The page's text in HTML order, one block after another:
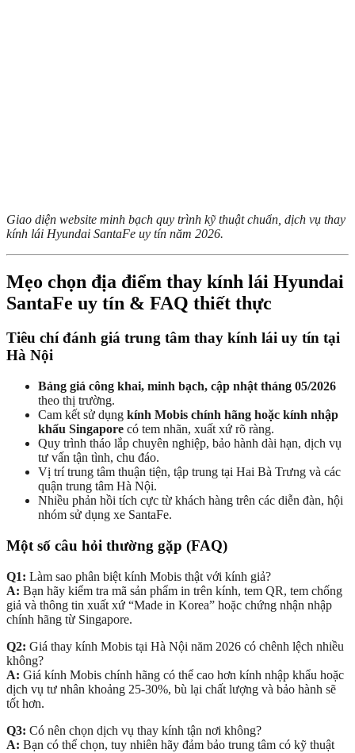
Giao diện website minh bạch quy trình kỹ thuật chuẩn, dịch vụ thay
kính lái Hyundai SantaFe uy tín năm 2026.
Mẹo chọn địa điểm thay kính lái Hyundai
SantaFe uy tín & FAQ thiết thực
Tiêu chí đánh giá trung tâm thay kính lái uy tín tại
Hà Nội
Bảng giá công khai, minh bạch, cập nhật tháng 05/2026
theo thị trường.
Cam kết sử dụng kính Mobis chính hãng hoặc kính nhập
khẩu Singapore có tem nhãn, xuất xứ rõ ràng.
Quy trình tháo lắp chuyên nghiệp, bảo hành dài hạn, dịch vụ
tư vấn tận tình, chu đáo.
Vị trí trung tâm thuận tiện, tập trung tại Hai Bà Trưng và các
quận trung tâm Hà Nội.
Nhiều phản hồi tích cực từ khách hàng trên các diễn đàn, hội
nhóm sử dụng xe SantaFe.
Một số câu hỏi thường gặp (FAQ)
Q1: Làm sao phân biệt kính Mobis thật với kính giả?
A: Bạn hãy kiểm tra mã sản phẩm in trên kính, tem QR, tem chống
giả và thông tin xuất xứ “Made in Korea” hoặc chứng nhận nhập
chính hãng từ Singapore.
Q2: Giá thay kính Mobis tại Hà Nội năm 2026 có chênh lệch nhiều
không?
A: Giá kính Mobis chính hãng có thể cao hơn kính nhập khẩu hoặc
dịch vụ tư nhân khoảng 25-30%, bù lại chất lượng và bảo hành sẽ
tốt hơn.
Q3: Có nên chọn dịch vụ thay kính tận nơi không?
A: Bạn có thể chọn, tuy nhiên hãy đảm bảo trung tâm có kỹ thuật